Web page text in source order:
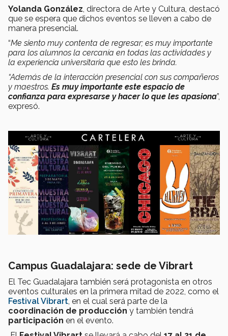
Yolanda González , directora de Arte y Cultura, destacó
que se espera que dichos eventos se lleven a cabo de
manera presencial.
“Me siento muy contenta de regresar; es muy importante
para los alumnos la cercanía en todas las actividades y
la experiencia universitaria que esto les brinda.
“Además de la interacción presencial con sus compañeros
y maestros. Es muy importante este espacio de
confianza para expresarse y hacer lo que les apasiona”,
expresó.
Campus Guadalajara: sede de Vibrart
El Tec Guadalajara también será protagonista en otros
eventos culturales en la primera mitad de 2022, como el
Festival Vibrart, en el cual será parte de la
coordinación de producción y también tendrá
participación en el evento.